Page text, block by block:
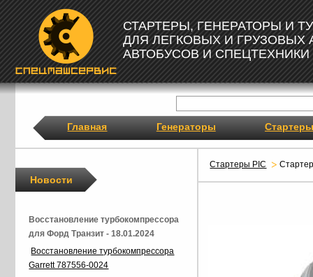
СТАРТЕРЫ, ГЕНЕРАТОРЫ И
ДЛЯ ЛЕГКОВЫХ И ГРУЗОВЫХ
АВТОБУСОВ И СПЕЦТЕХНИКИ
Главная Генераторы Стартеры
Стартеры PIC
Новости
Восстановление турбокомпрессора
для Форд Транзит - 18.01.2024
Восстановление турбокомпрессора
Garrett 787556-0024